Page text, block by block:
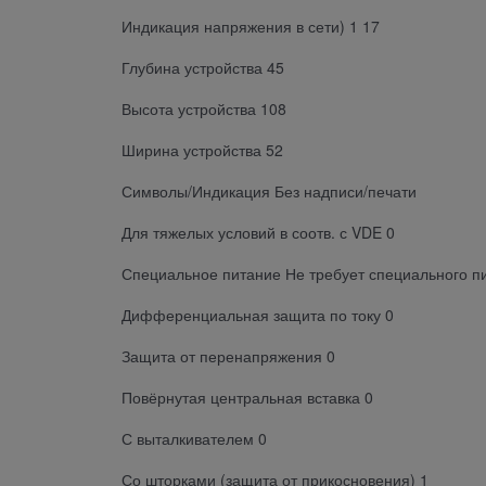
Индикация напряжения в сети) 1 17
Глубина устройства 45
Высота устройства 108
Ширина устройства 52
Символы/Индикация Без надписи/печати
Для тяжелых условий в соотв. с VDE 0
Специальное питание Не требует специального
Дифференциальная защита по току 0
Защита от перенапряжения 0
Повёрнутая центральная вставка 0
С выталкивателем 0
Со шторками (защита от прикосновения) 1